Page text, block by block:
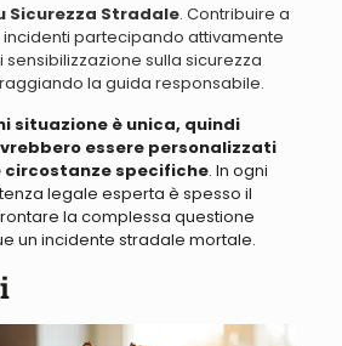
Sicurezza Stradale. Contribuire a
partecipando attivamente
sulla sicurezza
la guida responsabile.
situazione è unica, quindi
essere personalizzati
specifiche. In ogni
legale esperta è spesso il
la complessa questione
un incidente stradale mortale.